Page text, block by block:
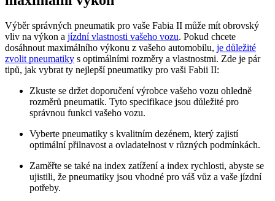
Výběr správných pneumatik pro vaše Fabia II může mít obrovský
vliv na výkon a jízdní vlastnosti vašeho vozu. Pokud chcete
dosáhnout maximálního výkonu z vašeho automobilu, je důležité
zvolit pneumatiky s optimálními rozměry a vlastnostmi. Zde je pár
tipů, jak vybrat ty nejlepší pneumatiky pro vaši Fabii II:
Zkuste se držet doporučení výrobce vašeho vozu ohledně
rozměrů pneumatik. Tyto specifikace jsou důležité pro
správnou funkci vašeho vozu.
Vyberte pneumatiky s kvalitním dezénem, který zajistí
optimální přilnavost a ovladatelnost v různých podmínkách.
Zaměřte se také na index zatížení a index rychlosti, abyste se
ujistili, že pneumatiky jsou vhodné pro váš vůz a vaše jízdní
potřeby.